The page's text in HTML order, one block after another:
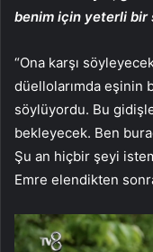
benim için yeterli bir
“Ona karşı
düellolarımda eşinin
söylüyordu. Bu
bekleyecek. Ben
Şu an hiçbir şeyi
Emre elendikten